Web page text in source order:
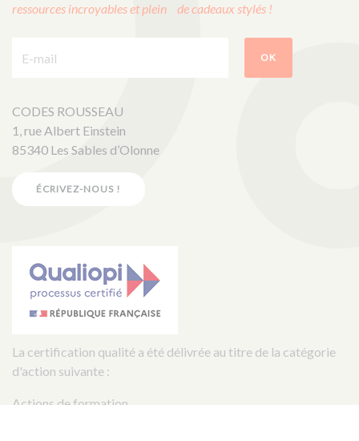
ressources incroyables et plein de cadeaux stylés !
OK
CODES ROUSSEAU
1, rue Albert Einstein
85340 Les Sables d’Olonne
ÉCRIVEZ-NOUS !
La certification qualité a été délivrée au titre de la catégorie
d'action suivante :
Actions de formation